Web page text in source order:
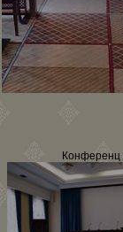
Конференц